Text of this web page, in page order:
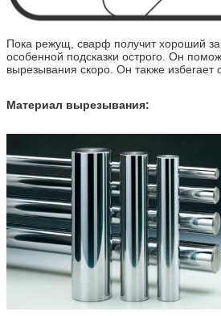
Пока режущ, сварф получит хороший
особенной подсказки острого. Он
вырезывания скоро. Он также избегает
Материал вырезывания: